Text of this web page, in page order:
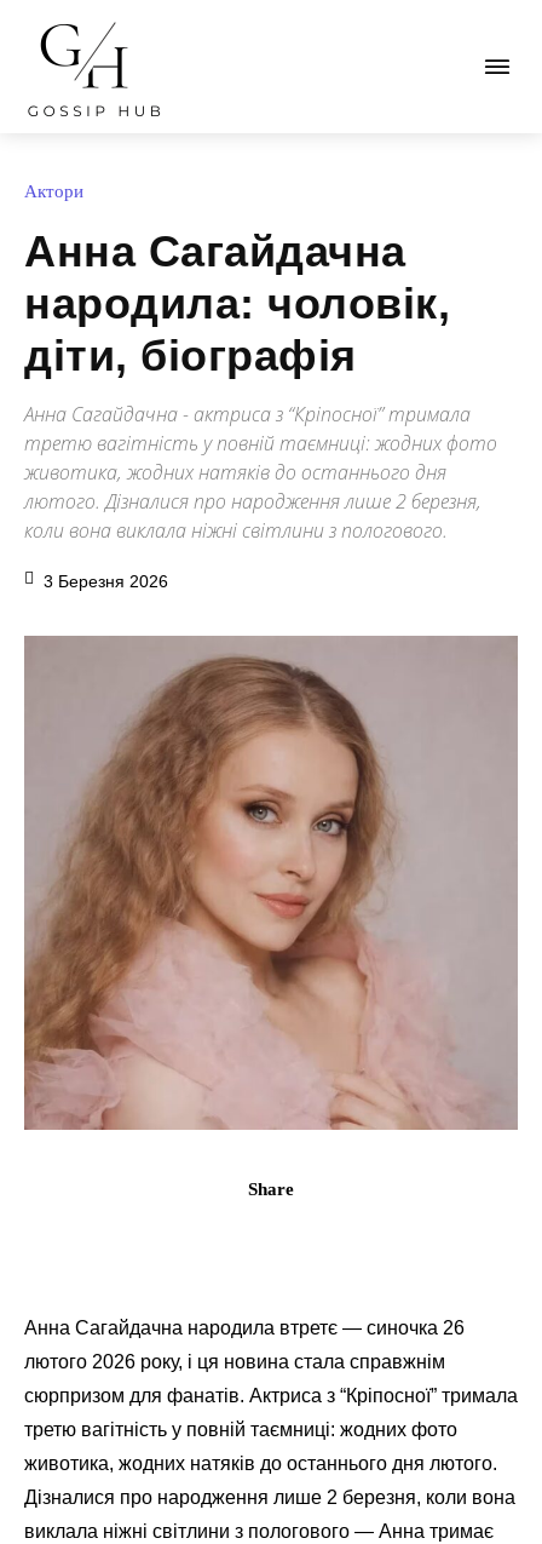
Актори
Анна Сагайдачна
народила: чоловік,
діти, біографія
Анна Сагайдачна - актриса з “Кріпосної” тримала
третю вагітність у повній таємниці: жодних фото
животика, жодних натяків до останнього дня
лютого. Дізналися про народження лише 2 березня,
коли вона виклала ніжні світлини з пологового.
3 Березня 2026
Share
Анна Сагайдачна народила втретє — синочка 26
лютого 2026 року, і ця новина стала справжнім
сюрпризом для фанатів. Актриса з “Кріпосної” тримала
третю вагітність у повній таємниці: жодних фото
животика, жодних натяків до останнього дня лютого.
Дізналися про народження лише 2 березня, коли вона
виклала ніжні світлини з пологового — Анна тримає